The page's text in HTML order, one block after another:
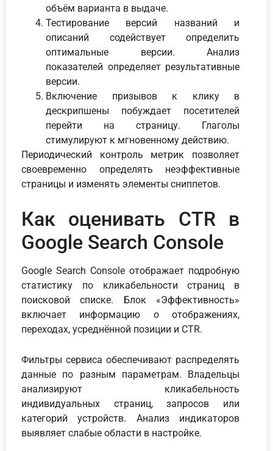
объём варианта в выдаче.
Тестирование версий названий и
описаний содействует определить
оптимальные версии. Анализ
показателей определяет результативные
версии.
Включение призывов к клику в
дескрипшены побуждает посетителей
перейти на страницу. Глаголы
стимулируют к мгновенному действию.
Периодический контроль метрик позволяет
своевременно определять неэффективные
страницы и изменять элементы сниппетов.
Как оценивать CTR в
Google Search Console
Google Search Console отображает подробную
статистику по кликабельности страниц в
поисковой списке. Блок «Эффективность»
включает информацию о отображениях,
переходах, усреднённой позиции и CTR.
Фильтры сервиса обеспечивают распределять
данные по разным параметрам. Владельцы
анализируют кликабельность
индивидуальных страниц, запросов или
категорий устройств. Анализ индикаторов
выявляет слабые области в настройке.